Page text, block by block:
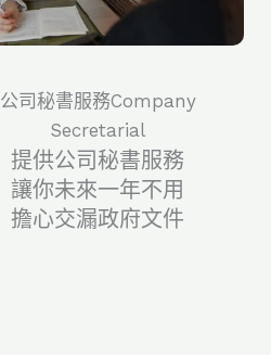
公司秘書服務Company
Secretarial
提供公司秘書服務
讓你未來一年不用
擔心交漏政府文件